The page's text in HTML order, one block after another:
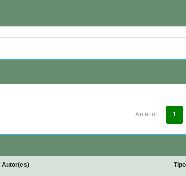
Anterior 1
Autor(es) Tipo